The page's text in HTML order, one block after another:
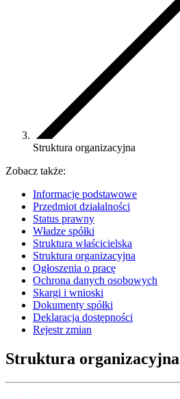
Struktura organizacyjna
Zobacz także:
Informacje podstawowe
Przedmiot działalności
Status prawny
Władze spółki
Struktura właścicielska
Struktura organizacyjna
Ogłoszenia o pracę
Ochrona danych osobowych
Skargi i wnioski
Dokumenty spółki
Deklaracja dostępności
Rejestr zmian
Struktura organizacyjna